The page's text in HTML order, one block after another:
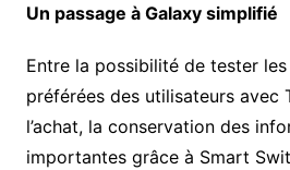
Un passage à Galaxy simplifié
Entre la possibilité de tester
préférées des utilisateurs avec
l’achat, la conservation des
importantes grâce à Smart